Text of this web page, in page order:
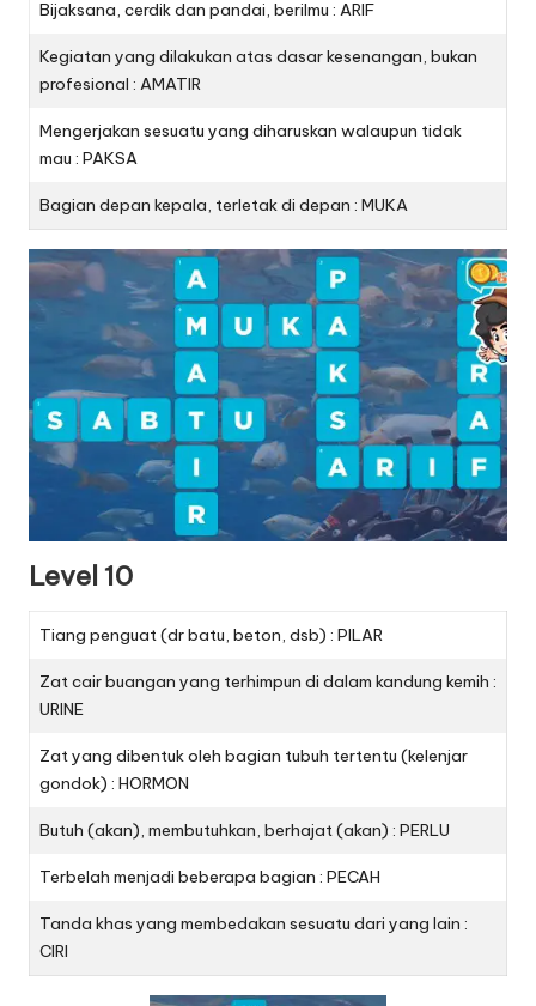
Bijaksana, cerdik dan pandai, berilmu : ARIF
Kegiatan yang dilakukan atas dasar kesenangan, bukan
profesional : AMATIR
Mengerjakan sesuatu yang diharuskan walaupun tidak
mau : PAKSA
Bagian depan kepala, terletak di depan : MUKA
Level 10
Tiang penguat (dr batu, beton, dsb) : PILAR
Zat cair buangan yang terhimpun di dalam kandung kemih :
URINE
Zat yang dibentuk oleh bagian tubuh tertentu (kelenjar
gondok) : HORMON
Butuh (akan), membutuhkan, berhajat (akan) : PERLU
Terbelah menjadi beberapa bagian : PECAH
Tanda khas yang membedakan sesuatu dari yang lain :
CIRI